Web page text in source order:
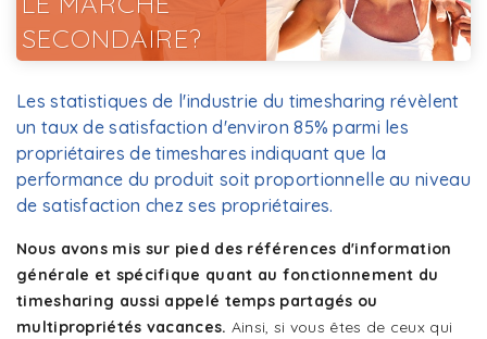
SECONDAIRE?
Les statistiques de l'industrie du timesharing révèlent
un taux de satisfaction d'environ 85% parmi les
propriétaires de timeshares indiquant que la
performance du produit soit proportionnelle au niveau
de satisfaction chez ses propriétaires.
Nous avons mis sur pied des références d'information
générale et spécifique quant au fonctionnement du
timesharing aussi appelé temps partagés ou
multipropriétés vacances. Ainsi, si vous êtes de ceux qui